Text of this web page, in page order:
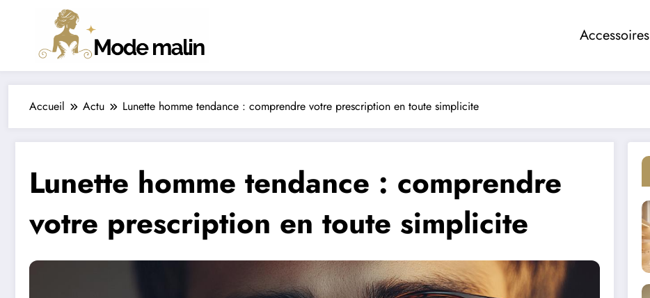
Accessoires
Accueil Actu Lunette homme tendance : comprendre votre prescription en toute simplicite
Lunette homme tendance : comprendre
votre prescription en toute simplicite